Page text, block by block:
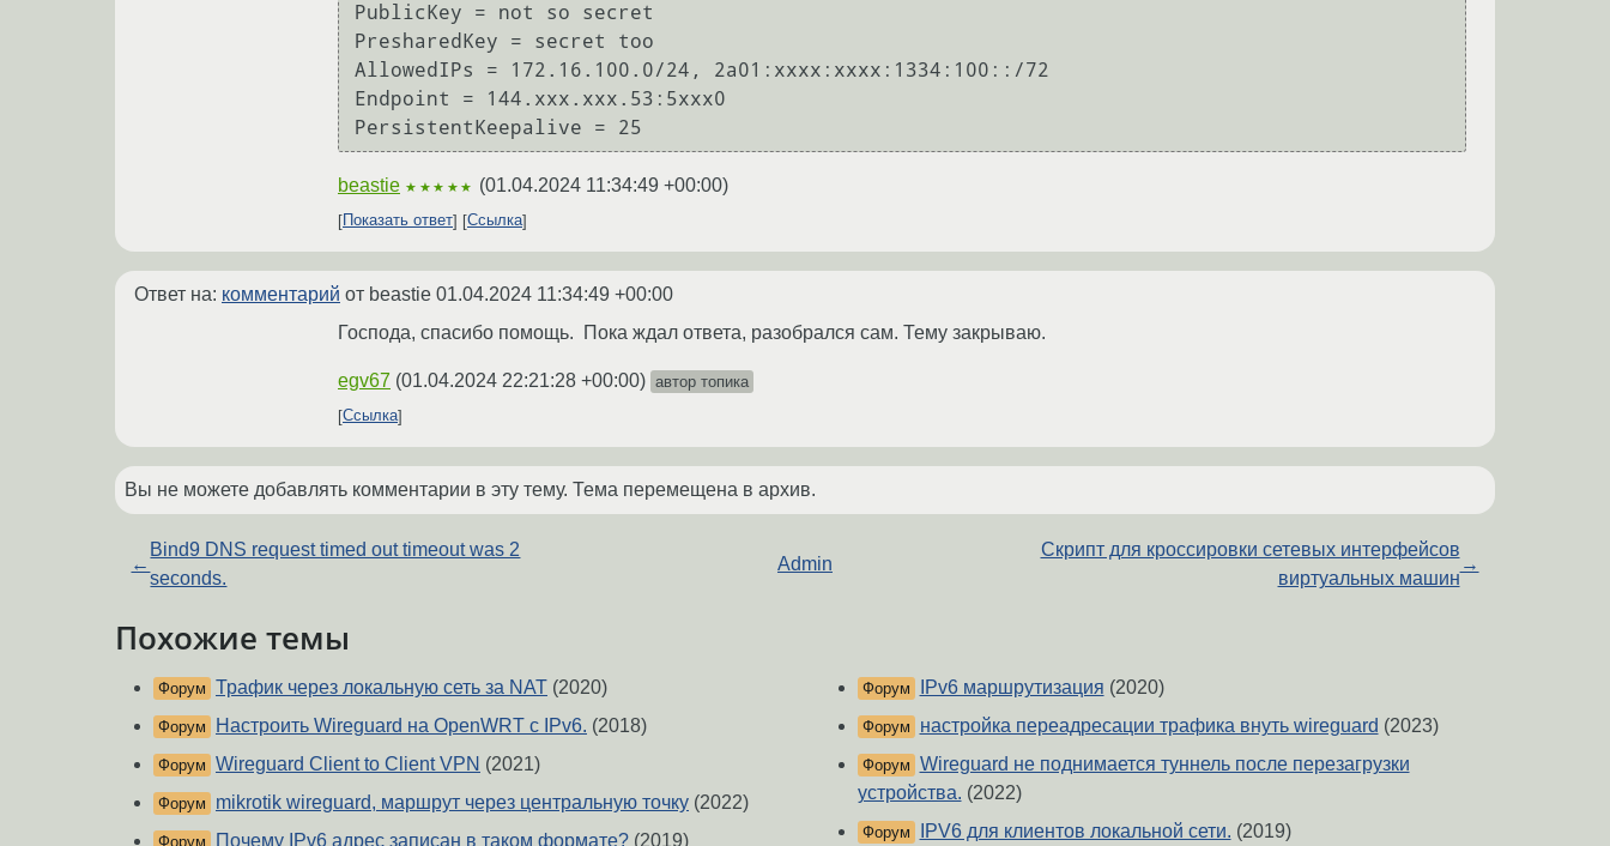
PublicKey = not so secret
PresharedKey = secret too
AllowedIPs = 172.16.100.0/24, 2a01:xxxx:xxxx:1334:100::/72
Endpoint = 144.xxx.xxx.53:5xxx0
beastie ★★★★★ (01.04.2024 11:34:49 +00:00)
Показать ответ Ссылка
Ответ на: комментарий от beastie 01.04.2024 11:34:49 +00:00
Господа, спасибо помощь. Пока ждал ответа, разобрался сам. Тему закрываю.
egv67 (01.04.2024 22:21:28 +00:00) автор топика
Ссылка
Вы не можете добавлять комментарии в эту тему. Тема перемещена в архив.
←
Bind9 DNS request timed out timeout was 2
seconds.
Admin
Скрипт для кроссировки сетевых интерфейсов
виртуальных машин
→
Похожие темы
Форум Трафик через локальную сеть за NAT (2020)
Форум Настроить Wireguard на OpenWRT с IPv6. (2018)
Форум Wireguard Client to Client VPN (2021)
Форум mikrotik wireguard, маршрут через центральную точку (2022)
Форум Почему IPv6 адрес записан в таком формате? (2019)
Форум IPv6 маршрутизация (2020)
Форум настройка переадресации трафика внуть wireguard (2023)
Форум Wireguard не поднимается туннель после перезагрузки
устройства. (2022)
Форум IPV6 для клиентов локальной сети. (2019)